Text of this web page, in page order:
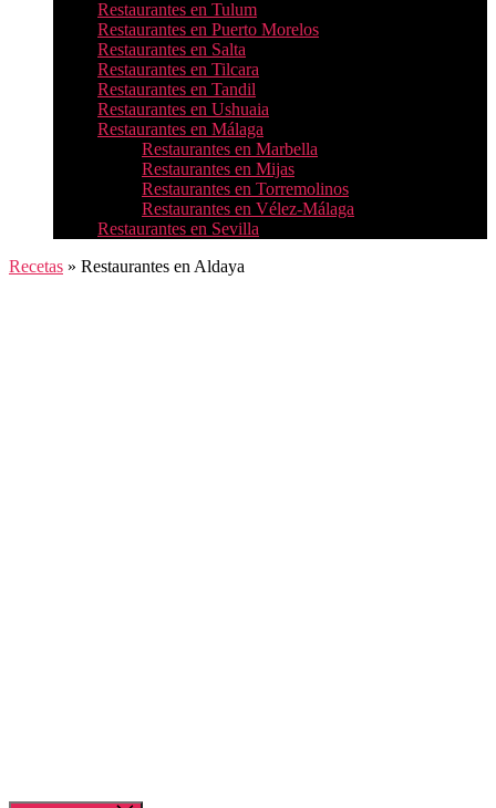
Restaurantes en Tulum
Restaurantes en Puerto Morelos
Restaurantes en Salta
Restaurantes en Tilcara
Restaurantes en Tandil
Restaurantes en Ushuaia
Restaurantes en Málaga
Restaurantes en Marbella
Restaurantes en Mijas
Restaurantes en Torremolinos
Restaurantes en Vélez-Málaga
Restaurantes en Sevilla
Recetas » Restaurantes en Aldaya